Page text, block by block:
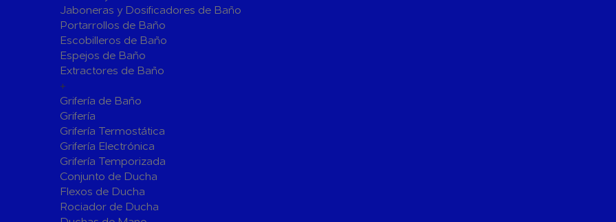
Sistemas de Energía Solar Fotovoltaica
Paneles
Accesorios
Fontanería
Accesorios para Instalación de Gas
Válvulas para Gas
Bombas
Bombas Sumergibles
Canalones Pluviales
Jaboneras y Dosificadores de Baño
Portarrollos de Baño
Escobilleros de Baño
Espejos de Baño
Extractores de Baño
+
Grifería de Baño
Grifería
Grifería Termostática
Grifería Electrónica
Grifería Temporizada
Conjunto de Ducha
Flexos de Ducha
Rociador de Ducha